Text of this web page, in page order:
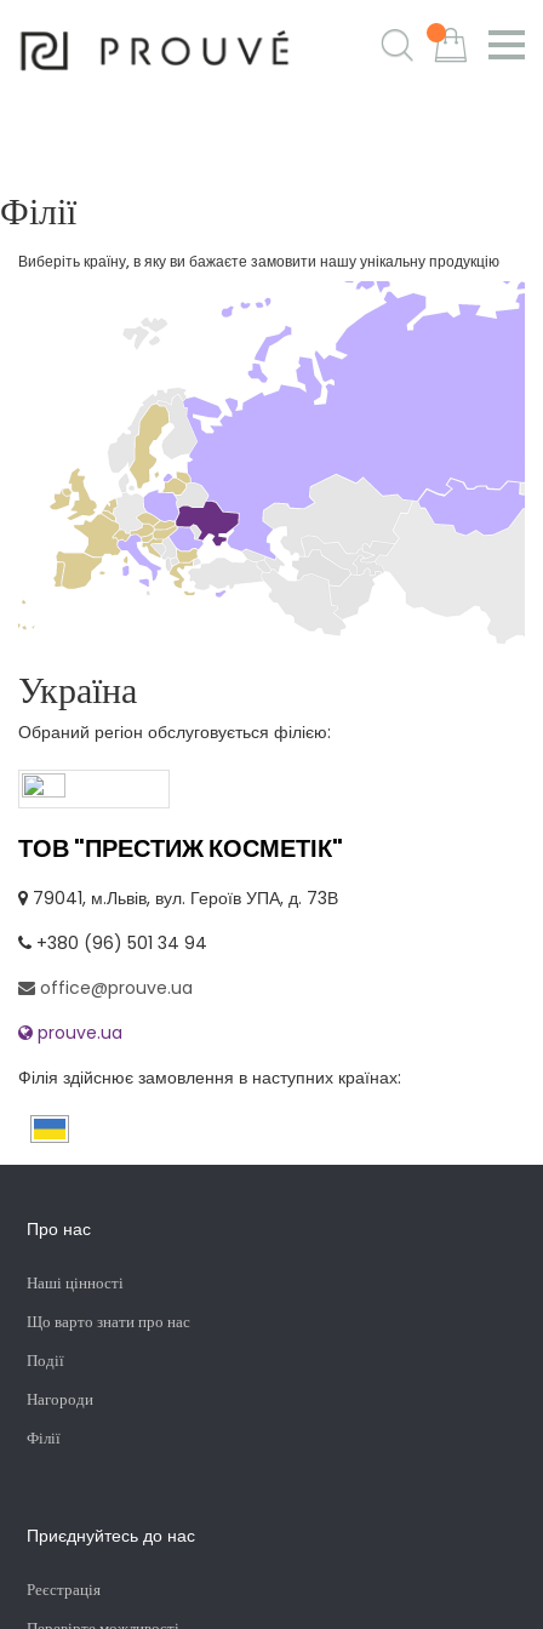
m
Філії
Виберіть країну, в яку ви бажаєте замовити нашу унікальну продукцію
+
−
Україна
Обраний регіон обслуговується філією:
ТОВ "ПРЕСТИЖ КОСМЕТІК"
79041, м.Львів, вул. Героїв УПА, д. 73В
+380 (96) 501 34 94
office@prouve.ua
prouve.ua
Філія здійснює замовлення в наступних країнах:
Про нас
Наші цінності
Що варто знати про нас
Події
Нагороди
Філії
Приєднуйтесь до нас
Реєстрація